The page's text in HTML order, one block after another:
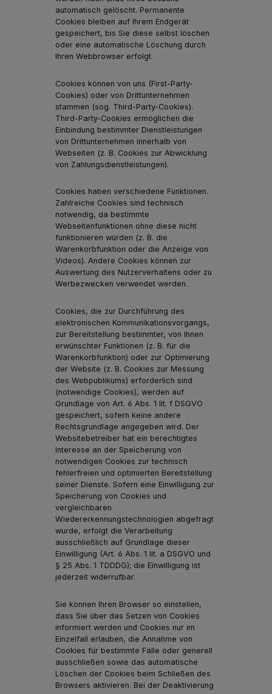
automatisch gelöscht. Permanente
Cookies bleiben auf Ihrem Endgerät
gespeichert, bis Sie diese selbst löschen
oder eine automatische Löschung durch
Ihren Webbrowser erfolgt.
Cookies können von uns (First-Party-
Cookies) oder von Drittunternehmen
stammen (sog. Third-Party-Cookies).
Third-Party-Cookies ermöglichen die
Einbindung bestimmter Dienstleistungen
von Drittunternehmen innerhalb von
Webseiten (z. B. Cookies zur Abwicklung
von Zahlungsdienstleistungen).
Cookies haben verschiedene Funktionen.
Zahlreiche Cookies sind technisch
notwendig, da bestimmte
Webseitenfunktionen ohne diese nicht
funktionieren würden (z. B. die
Warenkorbfunktion oder die Anzeige von
Videos). Andere Cookies können zur
Auswertung des Nutzerverhaltens oder zu
Werbezwecken verwendet werden.
Cookies, die zur Durchführung des
elektronischen Kommunikationsvorgangs,
zur Bereitstellung bestimmter, von Ihnen
erwünschter Funktionen (z. B. für die
Warenkorbfunktion) oder zur Optimierung
der Website (z. B. Cookies zur Messung
des Webpublikums) erforderlich sind
(notwendige Cookies), werden auf
Grundlage von Art. 6 Abs. 1 lit. f DSGVO
gespeichert, sofern keine andere
Rechtsgrundlage angegeben wird. Der
Websitebetreiber hat ein berechtigtes
Interesse an der Speicherung von
notwendigen Cookies zur technisch
fehlerfreien und optimierten Bereitstellung
seiner Dienste. Sofern eine Einwilligung zur
Speicherung von Cookies und
vergleichbaren
Wiedererkennungstechnologien abgefragt
wurde, erfolgt die Verarbeitung
ausschließlich auf Grundlage dieser
Einwilligung (Art. 6 Abs. 1 lit. a DSGVO und
§ 25 Abs. 1 TDDDG); die Einwilligung ist
jederzeit widerrufbar.
Sie können Ihren Browser so einstellen,
dass Sie über das Setzen von Cookies
informiert werden und Cookies nur im
Einzelfall erlauben, die Annahme von
Cookies für bestimmte Fälle oder generell
ausschließen sowie das automatische
Löschen der Cookies beim Schließen des
Browsers aktivieren. Bei der Deaktivierung